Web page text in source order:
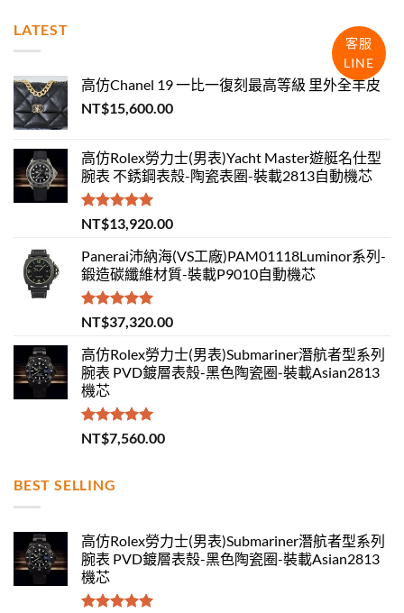
LATEST
高仿Chanel 19 一比一復刻最高等級 里外全羊皮
NT$15,600.00
高仿Rolex勞力士(男表)Yacht Master遊艇名仕型
腕表 不銹鋼表殼-陶瓷表圈-裝載2813自動機芯
評分5.00
滿分 5
NT$13,920.00
Panerai沛納海(VS工廠)PAM01118Luminor系列-
鍛造碳纖維材質-裝載P9010自動機芯
評分5.00
滿分 5
NT$37,320.00
高仿Rolex勞力士(男表)Submariner潛航者型系列
腕表 PVD鍍層表殼-黑色陶瓷圈-裝載Asian2813
機芯
評分 5.00
滿分 5
NT$7,560.00
BEST SELLING
高仿Rolex勞力士(男表)Submariner潛航者型系列
腕表 PVD鍍層表殼-黑色陶瓷圈-裝載Asian2813
機芯
客服
LINE